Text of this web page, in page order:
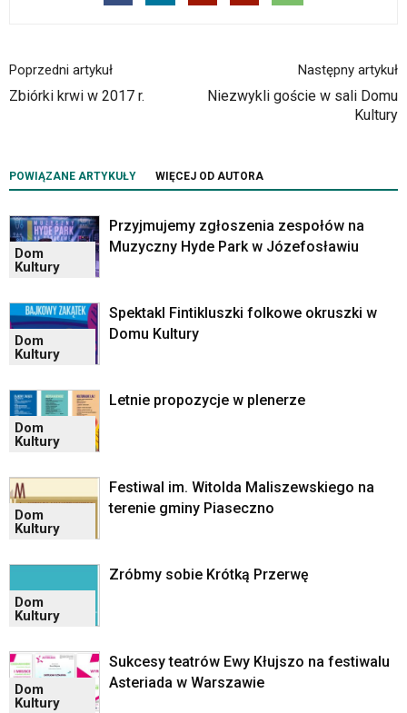
Poprzedni artykuł
Zbiórki krwi w 2017 r.
Następny artykuł
Niezwykli goście w sali Domu
Kultury
POWIĄZANE ARTYKUŁY WIĘCEJ OD AUTORA
Dom
Kultury
Przyjmujemy zgłoszenia zespołów na
Muzyczny Hyde Park w Józefosławiu
Dom
Kultury
Spektakl Fintikluszki folkowe okruszki w
Domu Kultury
Dom
Kultury
Letnie propozycje w plenerze
Dom
Kultury
Festiwal im. Witolda Maliszewskiego na
terenie gminy Piaseczno
Dom
Kultury
Zróbmy sobie Krótką Przerwę
Dom
Kultury
Sukcesy teatrów Ewy Kłujszo na festiwalu
Asteriada w Warszawie